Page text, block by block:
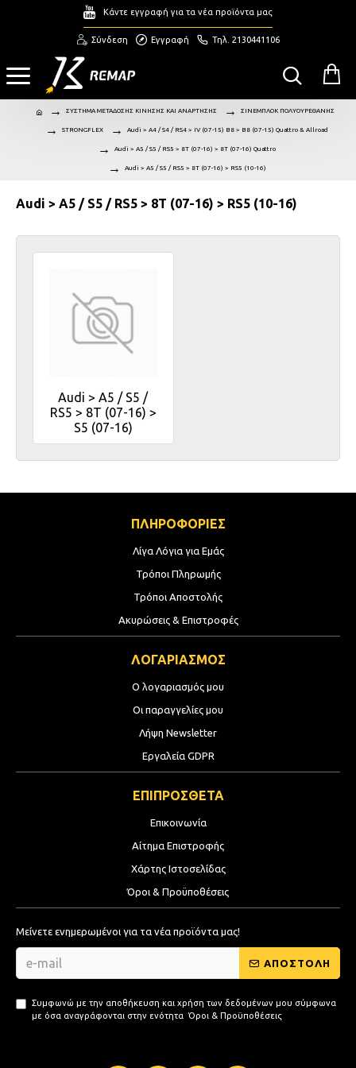
Κάντε εγγραφή για τα νέα προϊόντα μας
Σύνδεση Εγγραφή Τηλ. 2130441106
ΣΥΣΤΗΜΑ ΜΕΤΑΔΟΣΗΣ ΚΙΝΗΣΗΣ ΚΑΙ ΑΝΑΡΤΗΣΗΣ ΣΙΝΕΜΠΛΟΚ ΠΟΛΥΟΥΡΕΘΑΝΗΣ
STRONGFLEX Audi > A4 / S4 / RS4 > IV (07-15) B8 > B8 (07-15) Quattro & Allroad
Audi > A5 / S5 / RS5 > 8T (07-16) > 8T (07-16) Quattro
Audi > A5 / S5 / RS5 > 8T (07-16) > RS5 (10-16)
Audi > A5 / S5 / RS5 > 8T (07-16) > RS5 (10-16)
Audi > A5 / S5 /
RS5 > 8T (07-16) >
S5 (07-16)
ΠΛΗΡΟΦΟΡΙΕΣ
Λίγα Λόγια για Εμάς
Τρόποι Πληρωμής
Τρόποι Αποστολής
Ακυρώσεις & Επιστροφές
ΛΟΓΑΡΙΑΣΜΟΣ
Ο λογαριασμός μου
Οι παραγγελίες μου
Λήψη Newsletter
Εργαλεία GDPR
ΕΠΙΠΡΟΣΘΕΤΑ
Επικοινωνία
Αίτημα Επιστροφής
Χάρτης Ιστοσελίδας
Όροι & Προϋποθέσεις
Μείνετε ενημερωμένοι για τα νέα προϊόντα μας!
ΑΠΟΣΤΟΛΗ
Συμφωνώ με την αποθήκευση και χρήση των δεδομένων μου σύμφωνα
με όσα αναγράφονται στην ενότητα Όροι & Προϋποθέσεις